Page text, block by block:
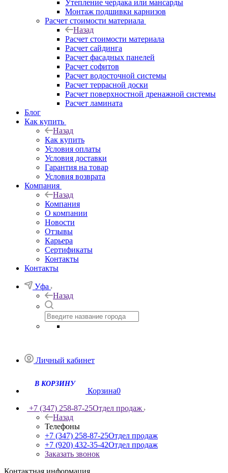
Утепление чердака или мансарды
Монтаж подшивки карнизов
Расчет стоимости материала
Назад
Расчет стоимости материала
Расчет сайдинга
Расчет фасадных панелей
Расчет софитов
Расчет водосточной системы
Расчет террасной доски
Расчет поверхностной дренажной системы
Расчет ламината
Блог
Как купить
Назад
Как купить
Условия оплаты
Условия доставки
Гарантия на товар
Условия возврата
Компания
Назад
Компания
О компании
Новости
Отзывы
Карьера
Сертификаты
Контакты
Контакты
Уфа
Назад
Личный кабинет
Корзина0
+7 (347) 258-87-25Отдел продаж
Назад
Телефоны
+7 (347) 258-87-25Отдел продаж
+7 (920) 432-35-42Отдел продаж
Заказать звонок
Контактная информация